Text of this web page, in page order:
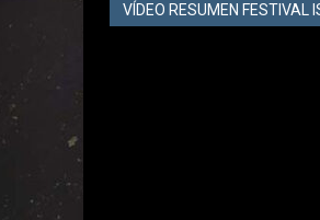
VÍDEO RESUMEN FESTIVAL